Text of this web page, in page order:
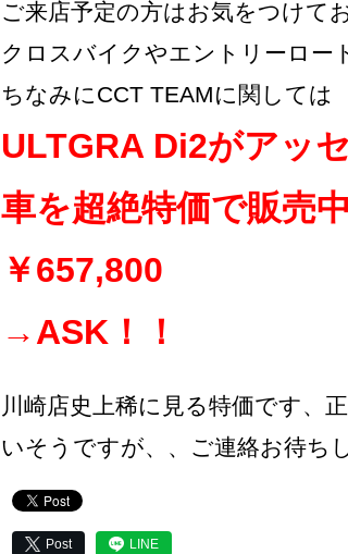
ご来店予定の方はお気をつけて
クロスバイクやエントリーロー
ちなみにCCT TEAMに関しては
ULTGRA Di2がアッ
車を超絶特価で販売
￥657,800
→ASK！！
川崎店史上稀に見る特価です、
いそうですが、、ご連絡お待ち
Post LINE